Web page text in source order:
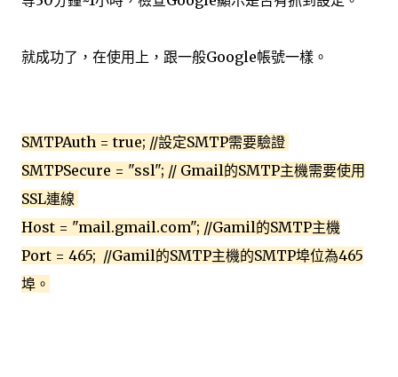
就成功了，在使用上，跟一般Google帳號一樣。
SMTPAuth = true; //設定SMTP需要驗證
SMTPSecure = "ssl"; // Gmail的SMTP主機需要使用
SSL連線
Host = "mail.gmail.com"; //Gamil的SMTP主機
Port = 465; //Gamil的SMTP主機的SMTP埠位為465
埠。